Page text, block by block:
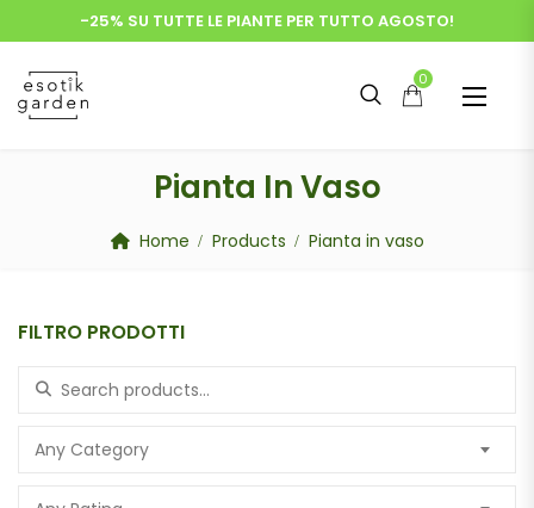
-25% SU TUTTE LE PIANTE PER TUTTO AGOSTO!
0
Pianta In Vaso
Home Products Pianta in vaso
FILTRO PRODOTTI
Search for:
Any Category